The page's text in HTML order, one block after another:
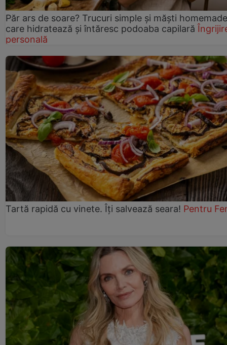
Păr ars de soare? Trucuri simple și măști homemade
care hidratează și întăresc podoaba capilară
personală
Tartă rapidă cu vinete. Îți salvează seara! Pentru